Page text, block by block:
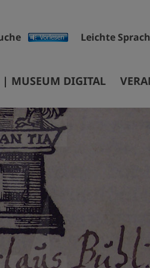
Leichte
| MUSEUM DIGITAL
Zgorzelec